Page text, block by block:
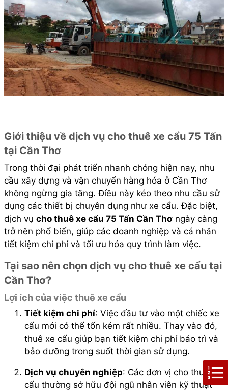
Giới thiệu về dịch vụ cho thuê xe cẩu 75 Tấn
tại Cần Thơ
Trong thời đại phát triển nhanh chóng hiện nay, nhu
cầu xây dựng và vận chuyển hàng hóa ở Cần Thơ
không ngừng gia tăng. Điều này kéo theo nhu cầu sử
dụng các thiết bị chuyên dụng như xe cẩu. Đặc biệt,
dịch vụ cho thuê xe cẩu 75 Tấn Cần Thơngày càng
trở nên phổ biến, giúp các doanh nghiệp và cá nhân
tiết kiệm chi phí và tối ưu hóa quy trình làm việc.
Tại sao nên chọn dịch vụ cho thuê xe cẩu tại
Cần Thơ?
Lợi ích của việc thuê xe cẩu
Tiết kiệm chi phí: Việc đầu tư vào một chiếc xe
cẩu mới có thể tốn kém rất nhiều. Thay vào đó,
thuê xe cẩu giúp bạn tiết kiệm chi phí bảo trì và
bảo dưỡng trong suốt thời gian sử dụng.
Dịch vụ chuyên nghiệp: Các đơn vị cho thuê xe
cẩu thường sở hữu đội ngũ nhân viên kỹ thuật